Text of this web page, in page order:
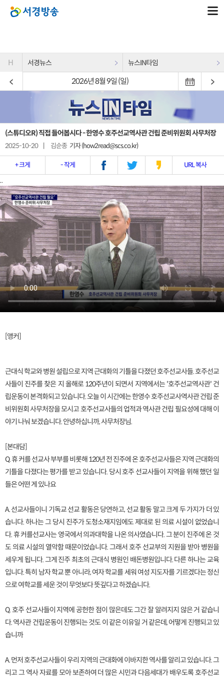
H 서경뉴스 뉴스IN타임
2026년 8월 9일 (일)
(스튜디오R) 직접 들어봅시다 - 한영수 호주선교역사관 건립 준비위원회 사무처장
2025-10-20 김순종 기자 (how2read@scs.co.kr)
+ 크게 - 작게 URL 복사
..
[앵커]
근대식 학교와 병원 설립으로 지역 근대화의 기틀을 다졌던 호주선교사들. 호주선교
사들이 진주를 찾은 지 올해로 120주년이 되면서 지역에서는 '호주선교역사관' 건
립운동이 본격화되고 있습니다. 오늘 이 시간에는 한영수 호주선교사역사관 건립 준
비위원회 사무처장을 모시고 호주선교사들의 업적과 역사관 건립 필요성에 대해 이
야기 나눠 보겠습니다. 안녕하십니까, 사무처장님.
[본대담]
Q. 휴 커를 선교사 부부를 비롯해 120년 전 진주에 온 호주선교사들은 지역 근대화의
기틀을 다졌다는 평가를 받고 있습니다. 당시 호주 선교사들이 지역을 위해 했던 일
들은 어떤 게 있나요
A. 선교사들이니 기독교 선교 활동은 당연하고, 선교 활동 말고 크게 두 가지가 더 있
습니다. 하나는 그 당시 진주가 도청소재지임에도 제대로 된 의료 시설이 없었습니
다. 휴 커를선교사는 영국에서 의과대학을 나온 의사였습니다. 그 분이 진주에 온 것
도 의료 시설의 열악함 때문이었습니다. 그래서 호주 선교부의 지원을 받아 병원을
세우게 됩니다. 그게 진주 최초의 근대식 병원인 배돈병원입니다. 다른 하나는 교육
입니다. 특히 남자 학교 뿐 아니라, 여자 학교를 세워 여성 지도자를 기르겠다는 정신
으로 여학교를 세운 것이 무엇보다 뜻깊다고 하겠습니다.
Q. 호주 선교사들이 지역에 공헌한 점이 많은데도 그간 잘 알려지지 않은 거 같습니
다. 역사관 건립운동이 진행되는 것도 이 같은 이유일 거 같은데, 어떻게 진행되고 있
습니까
A. 먼저 호주선교사들이 우리 지역의 근대화에 이바지한 역사를 알리고 있습니다. 그
리고 그 역사 자료를 모아 보존하여 더 많은 시민과 다음세대가 배우도록 호주선교